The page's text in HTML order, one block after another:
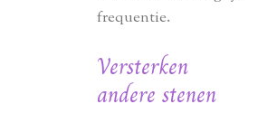
frequentie.
Versterken
andere stenen